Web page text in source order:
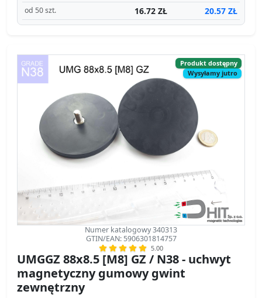
od 50 szt. 16.72 ZŁ 20.57 ZŁ
Produkt dostępny
Wysyłamy jutro
Numer katalogowy 340313
GTIN/EAN: 5906301814757
5.00
UMGGZ 88x8.5 [M8] GZ / N38 - uchwyt
magnetyczny gumowy gwint
zewnętrzny